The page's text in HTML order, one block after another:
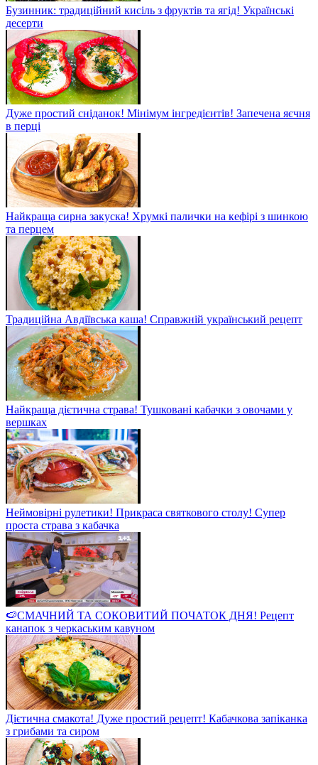
Бузинник: традиційний кисіль з фруктів та ягід! Українські
десерти
Дуже простий сніданок! Мінімум інгредієнтів! Запечена яєчня
в перці
Найкраща сирна закуска! Хрумкі палички на кефірі з шинкою
та перцем
Традиційна Авдіївська каша! Справжній український рецепт
Найкраща дієтична страва! Тушковані кабачки з овочами у
вершках
Неймовірні рулетики! Прикраса святкового столу! Супер
проста страва з кабачка
🍉СМАЧНИЙ ТА СОКОВИТИЙ ПОЧАТОК ДНЯ! Рецепт
канапок з черкаським кавуном
Дієтична смакота! Дуже простий рецепт! Кабачкова запіканка
з грибами та сиром